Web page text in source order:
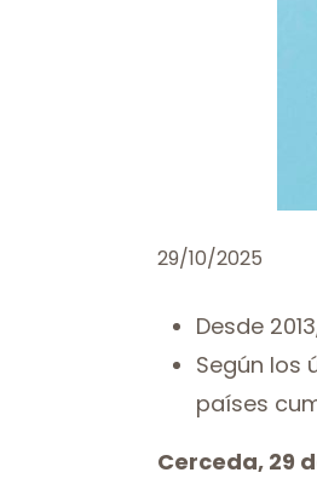
29/10/2025
Desde
Según los
países
Cerceda, 29